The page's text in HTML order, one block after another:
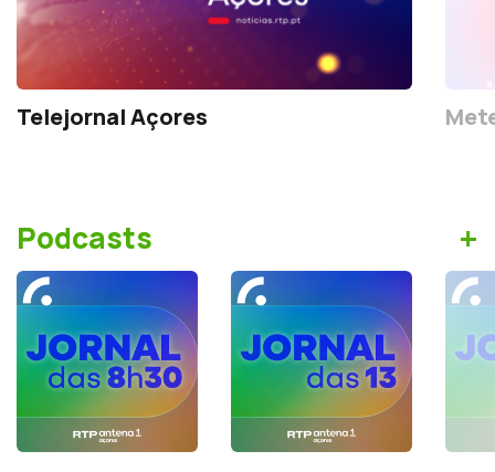
Telejornal Açores
Podcasts +